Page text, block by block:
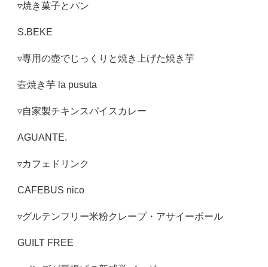
▿焼き菓子とパン
S.BEKE
▿専用の壺でじっくりと焼き上げた焼き芋
壺焼き芋 la pusuta
▿自家製チキンスパイスカレー
AGUANTE.
▿カフェドリンク
CAFEBUS nico
▿グルテンフリー米粉クレープ・アサイーボール
GUILT FREE